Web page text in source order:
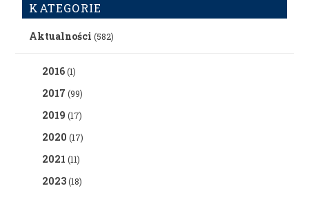
KATEGORIE
Aktualności (582)
2016(1)
2017 (99)
2019 (17)
2020 (17)
2021 (11)
2023(18)